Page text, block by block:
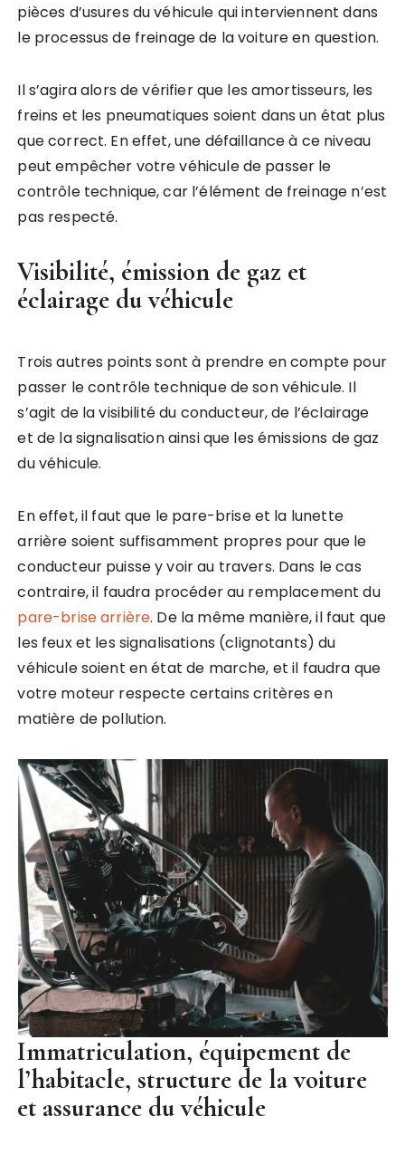
pièces d’usures du véhicule qui interviennent dans
le processus de freinage de la voiture en question.
Il s’agira alors de vérifier que les amortisseurs, les
freins et les pneumatiques soient dans un état plus
que correct. En effet, une défaillance à ce niveau
peut empêcher votre véhicule de passer le
contrôle technique, car l’élément de freinage n’est
pas respecté.
Visibilité, émission de gaz et
éclairage du véhicule
Trois autres points sont à prendre en compte pour
passer le contrôle technique de son véhicule. Il
s’agit de la visibilité du conducteur, de l’éclairage
et de la signalisation ainsi que les émissions de gaz
du véhicule.
En effet, il faut que le pare-brise et la lunette
arrière soient suffisamment propres pour que le
conducteur puisse y voir au travers. Dans le cas
contraire, il faudra procéder au remplacement du
pare-brise arrière. De la même manière, il faut que
les feux et les signalisations (clignotants) du
véhicule soient en état de marche, et il faudra que
votre moteur respecte certains critères en
matière de pollution.
Immatriculation, équipement de
l’habitacle, structure de la voiture
et assurance du véhicule